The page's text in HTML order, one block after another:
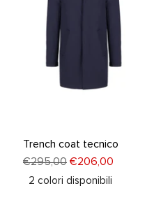
Trench coat tecnico
€295,00 €206,00
2 colori disponibili